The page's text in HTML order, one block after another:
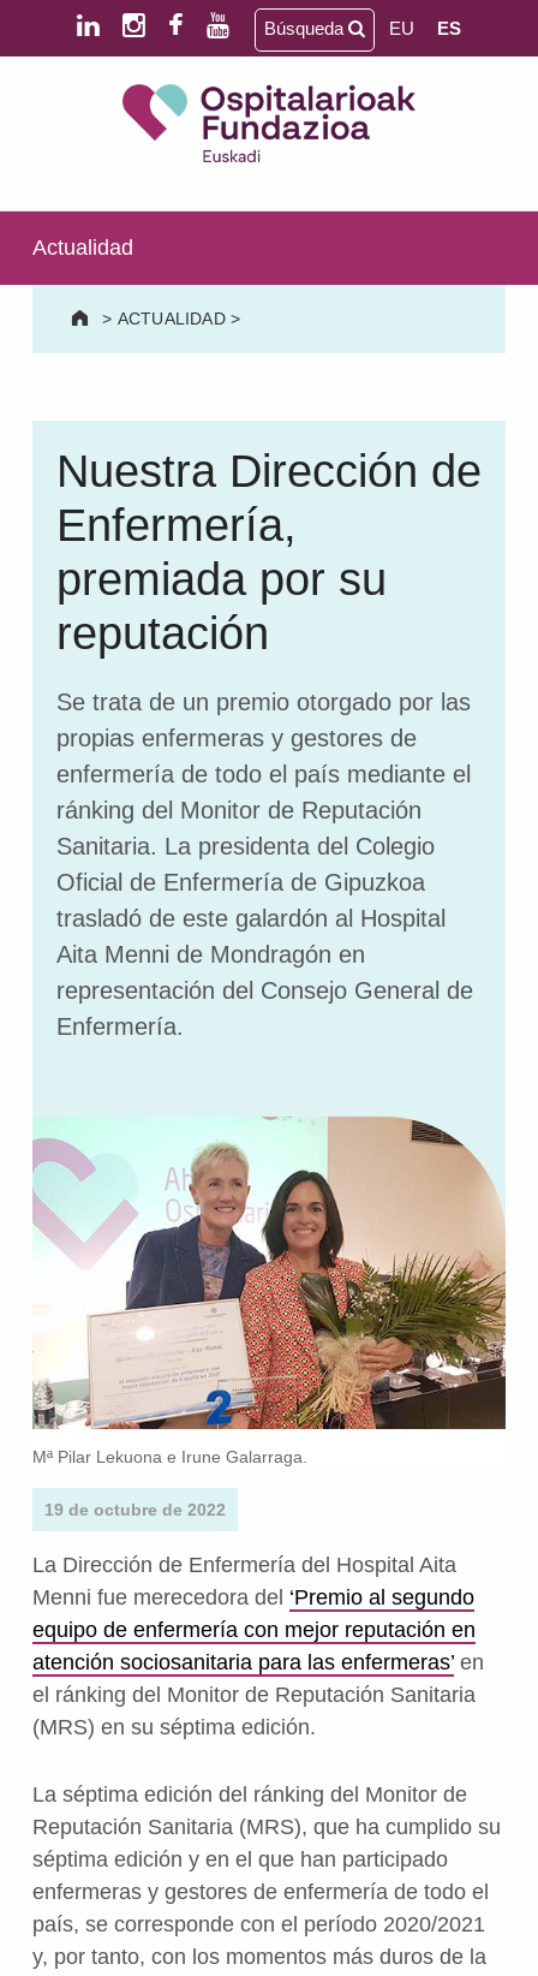
Saltar al contenido principal
Saltar al pie de página
SALUD MENTAL | DISCAPACIDAD INTELECTUAL | NEURORREHABILITACIÓN Y DAÑO CEREBRAL | PERSONA MAYOR
Búsqueda EU ES
Actualidad
> ACTUALIDAD>
Nuestra Dirección de
Enfermería,
premiada por su
reputación
Se trata de un premio otorgado por las
propias enfermeras y gestores de
enfermería de todo el país mediante el
ránking del Monitor de Reputación
Sanitaria. La presidenta del Colegio
Oficial de Enfermería de Gipuzkoa
trasladó de este galardón al Hospital
Aita Menni de Mondragón en
representación del Consejo General de
Enfermería.
Mª Pilar Lekuona e Irune Galarraga.
19 de octubre de 2022
La Dirección de Enfermería del Hospital Aita
Menni fue merecedora del ‘Premio al segundo
equipo de enfermería con mejor reputación en
atención sociosanitaria para las enfermeras’en
el ránking del Monitor de Reputación Sanitaria
(MRS) en su séptima edición.
La séptima edición del ránking del Monitor de
Reputación Sanitaria (MRS), que ha cumplido su
séptima edición y en el que han participado
enfermeras y gestores de enfermería de todo el
país, se corresponde con el período 2020/2021
y, por tanto, con los momentos más duros de la